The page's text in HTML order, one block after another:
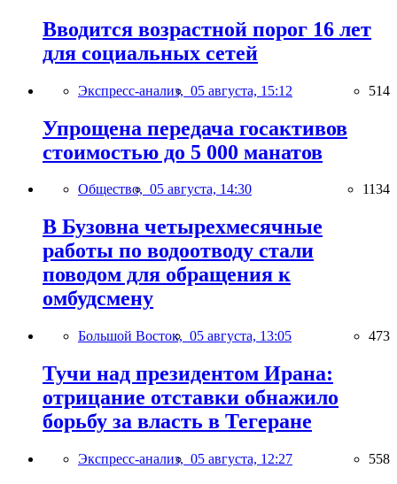
Вводится возрастной порог 16 лет
для социальных сетей
Экспресс-анализ, 05 августа, 15:12 514
Упрощена передача госактивов
стоимостью до 5 000 манатов
Общество, 05 августа, 14:30 1134
В Бузовна четырехмесячные
работы по водоотводу стали
поводом для обращения к
омбудсмену
Большой Восток, 05 августа, 13:05 473
Тучи над президентом Ирана:
отрицание отставки обнажило
борьбу за власть в Тегеране
Экспресс-анализ, 05 августа, 12:27 558